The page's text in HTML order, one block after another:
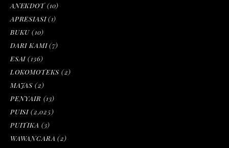
ANEKDOT(10)
APRESIASI(1)
BUKU (10)
DARI KAMI(7)
ESAI (136)
LOKOMOTEKS (2)
MAJAS (2)
PENYAIR (13)
PUISI (2,025)
PUITIKA (3)
WAWANCARA (2)